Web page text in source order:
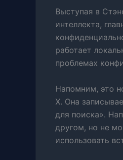
Выступая в
интеллекта,
работает
проблемах
Напомним, это
X. Она
для поиска».
другом, но не
использовать